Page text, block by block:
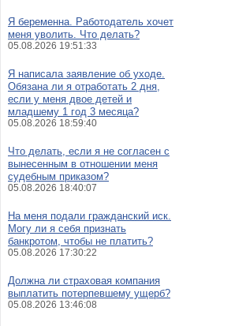
Я беременна. Работодатель хочет
меня уволить. Что делать?
05.08.2026 19:51:33
Я написала заявление об уходе.
Обязана ли я отработать 2 дня,
если у меня двое детей и
младшему 1 год 3 месяца?
05.08.2026 18:59:40
Что делать, если я не согласен с
вынесенным в отношении меня
судебным приказом?
05.08.2026 18:40:07
На меня подали гражданский иск.
Могу ли я себя признать
банкротом, чтобы не платить?
05.08.2026 17:30:22
Должна ли страховая компания
выплатить потерпевшему ущерб?
05.08.2026 13:46:08